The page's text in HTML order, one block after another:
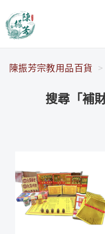
陳振芳宗教用品百貨
陳振芳宗教用品百貨
搜尋「補